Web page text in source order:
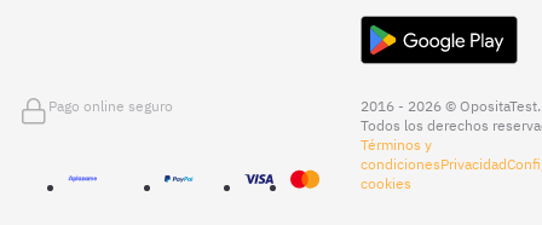
Pago online seguro
2016 - 2026 © OpositaTest.
Todos los derechos
Términos y
condicionesPrivacidad
cookies